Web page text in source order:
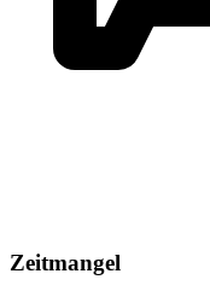
Zeitmangel